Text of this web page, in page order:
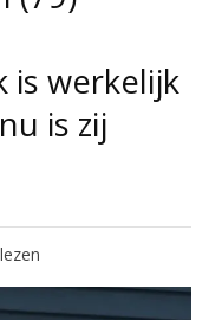
is werkelijk
is zij